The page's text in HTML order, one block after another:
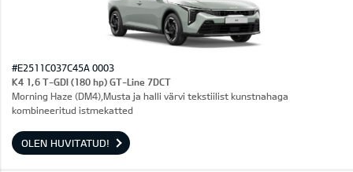
#E2511C037C45A 0003
K4 1,6 T-GDI (180 hp) GT-Line 7DCT
Morning Haze (DM4),Musta ja halli värvi tekstiilist kunstnahaga
kombineeritud istmekatted
OLEN HUVITATUD!